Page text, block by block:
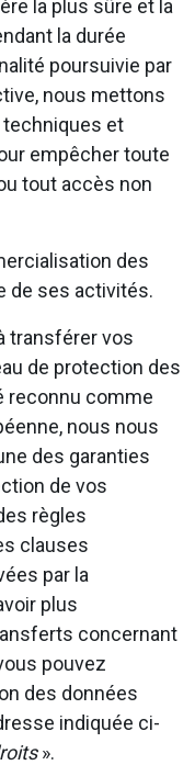
la plus sûre et la
la durée
poursuivie par
nous mettons
et
empêcher toute
tout accès non
des
de ses activités.
transférer vos
de protection des
reconnu comme
nous nous
des garanties
de vos
règles
clauses
par la
plus
concernant
pouvez
des données
indiquée ci-
».